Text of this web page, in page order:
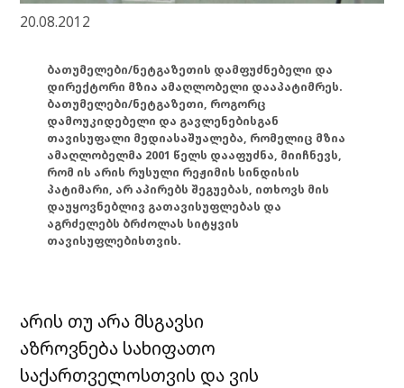
20.08.2012
ბათუმელები/ნეტგაზეთის დამფუძნებელი და
დირექტორი მზია ამაღლობელი დააპატიმრეს.
ბათუმელები/ნეტგაზეთი, როგორც
დამოუკიდებელი და გავლენებისგან
თავისუფალი მედიასაშუალება, რომელიც მზია
ამაღლობელმა 2001 წელს დააფუძნა, მიიჩნევს,
რომ ის არის რუსული რეჟიმის სინდისის
პატიმარი, არ აპირებს შეგუებას, ითხოვს მის
დაუყოვნებლივ გათავისუფლებას და
აგრძელებს ბრძოლას სიტყვის
თავისუფლებისთვის.
არის თუ არა მსგავსი
აზროვნება სახიფათო
საქართველოსთვის და ვის